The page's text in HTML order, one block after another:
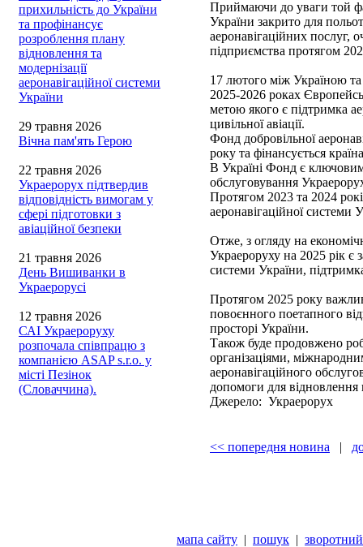
прихильність до України
та профінансує
розроблення плану
відновлення та
модернізації
аеронавігаційної системи
України
29 травня 2026
Вічна пам'ять Герою
22 травня 2026
Украерорух підтвердив
відповідність вимогам у
сфері підготовки з
авіаційної безпеки
21 травня 2026
День Вишиванки в
Украерорусі
12 травня 2026
САІ Украероруху
розпочала співпрацю з
компанією ASAP s.r.o. у
місті Пезінок
(Словаччина).
Приймаючи до уваги той
України закрито для
аеронавігаційних послуг,
підприємства протягом
17 лютого між Україною
2025-2026 роках
метою якого є підтримка
цивільної авіації.
Фонд добровільної
року та фінансується
В Україні Фонд є
обслуговування
Протягом 2023 та 2024
аеронавігаційної системи
Отже, з огляду на
Украероруху на 2025 рік є
системи України,
Протягом 2025 року
повоєнного поетапного
просторі України.
Також буде продовжено
організаціями,
аеронавігаційного
допомоги для
Джерело: Украерорух
<< попередня новина |
мапа сайту | пошук |